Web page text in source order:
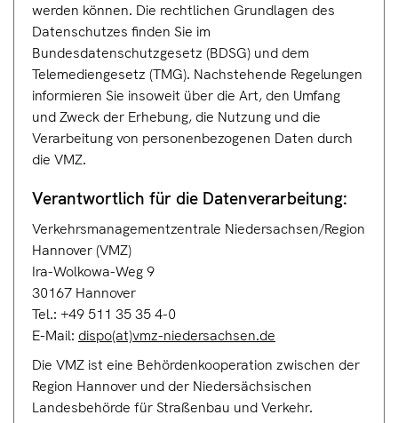
werden können. Die rechtlichen Grundlagen des
Datenschutzes finden Sie im
Bundesdatenschutzgesetz (BDSG) und dem
Telemediengesetz (TMG). Nachstehende Regelungen
informieren Sie insoweit über die Art, den Umfang
und Zweck der Erhebung, die Nutzung und die
Verarbeitung von personenbezogenen Daten durch
die VMZ.
Verantwortlich für die Datenverarbeitung:
Verkehrsmanagementzentrale Niedersachsen/Region
Hannover (VMZ)
Ira-Wolkowa-Weg 9
30167 Hannover
Tel.: +49 511 35 35 4-0
E-Mail: dispo(at)vmz-niedersachsen.de
Die VMZ ist eine Behördenkooperation zwischen der
Region Hannover und der Niedersächsischen
Landesbehörde für Straßenbau und Verkehr.